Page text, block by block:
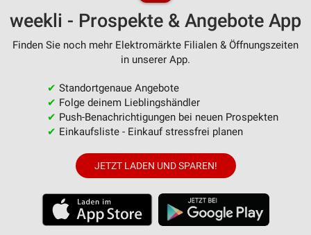
weekli - Prospekte & Angebote App
Finden Sie noch mehr Elektromärkte Filialen & Öffnungszeiten
in unserer App.
✔ Standortgenaue Angebote
✔ Folge deinem Lieblingshändler
✔ Push-Benachrichtigungen bei neuen Prospekten
✔ Einkaufsliste - Einkauf stressfrei planen
JETZT LADEN UND SPAREN!